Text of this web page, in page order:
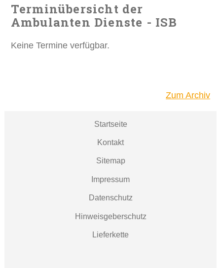
Terminübersicht der
Ambulanten Dienste - ISB
Keine Termine verfügbar.
Zum Archiv
Startseite
Kontakt
Sitemap
Impressum
Datenschutz
Hinweisgeberschutz
Lieferkette